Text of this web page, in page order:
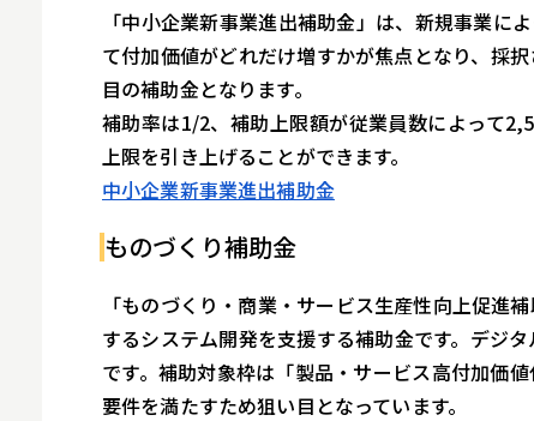
「中小企業新事業進出補助金」は、新規事業に
て付加価値がどれだけ増すかが焦点となり、採
目の補助金となります。
補助率は1/2、補助上限額が従業員数によって
上限を引き上げることができます。
中小企業新事業進出補助金
ものづくり補助金
「ものづくり・商業・サービス生産性向上促進
するシステム開発を支援する補助金です。デジ
です。補助対象枠は「製品・サービス高付加価
要件を満たすため狙い目となっています。